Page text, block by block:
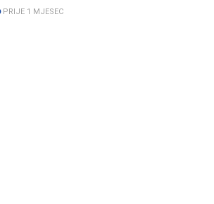
PRIJE 1 MJESEC